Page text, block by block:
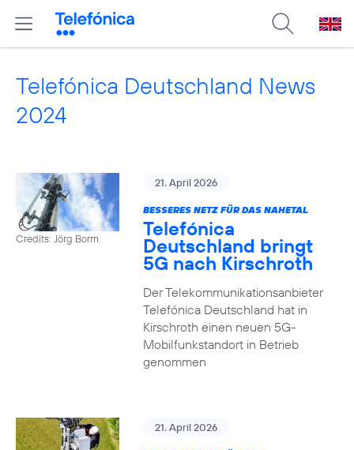
Telefónica Deutschland News
2024
Credits: Jörg Borm
21. April 2026
BESSERES NETZ FÜR DAS NAHETAL
Telefónica
Deutschland bringt
5G nach Kirschroth
Der Telekommunikationsanbieter
Telefónica Deutschland hat in
Kirschroth einen neuen 5G-
Mobilfunkstandort in Betrieb
genommen
21. April 2026